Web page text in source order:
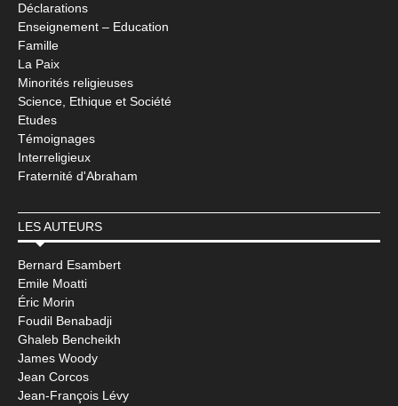
Déclarations
Enseignement – Education
Famille
La Paix
Minorités religieuses
Science, Ethique et Société
Etudes
Témoignages
Interreligieux
Fraternité d'Abraham
LES AUTEURS
Bernard Esambert
Emile Moatti
Éric Morin
Foudil Benabadji
Ghaleb Bencheikh
James Woody
Jean Corcos
Jean-François Lévy